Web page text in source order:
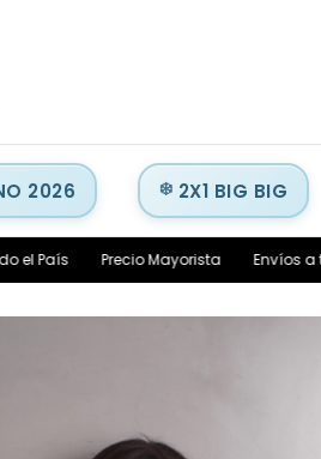
2026 2X1 BIG BIG
Mayorista Envíos a todo el País